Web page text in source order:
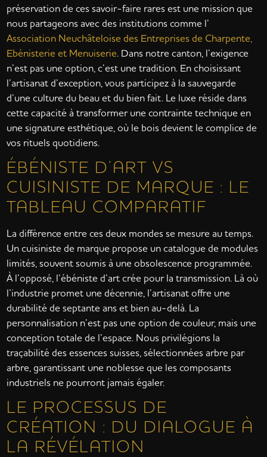
préservation de ces savoir-faire rares est une mission que
nous partageons avec des institutions comme l’
Association Neuchâteloise des Entreprises de Charpente,
Ebénisterie et Menuiserie. Dans notre canton, l’exigence
n’est pas une option, c’est une tradition. En choisissant
l’artisanat d’exception, vous participez à la sauvegarde
d’une culture du beau et du bien fait. Le luxe réside dans
cette capacité à transformer une contrainte technique en
une signature esthétique, où le bois devient le complice de
vos rituels quotidiens.
ÉBÉNISTE D’ART VS
CUISINISTE DE MARQUE : LE
TABLEAU COMPARATIF
La différence entre ces deux mondes se mesure au temps.
Un cuisiniste de marque propose un catalogue de modules
limités, souvent soumis à une obsolescence programmée.
À l’opposé, l’ébéniste d’art crée pour la transmission. Là où
l’industrie promet une décennie, l’artisanat offre une
durabilité de septante ans et bien au-delà. La
personnalisation n’est pas une option de couleur, mais une
conception totale de l’espace. Nous privilégions la
traçabilité des essences suisses, sélectionnées arbre par
arbre, garantissant une noblesse que les composants
industriels ne pourront jamais égaler.
LE PROCESSUS DE
CRÉATION : DU DIALOGUE À
LA RÉVÉLATION